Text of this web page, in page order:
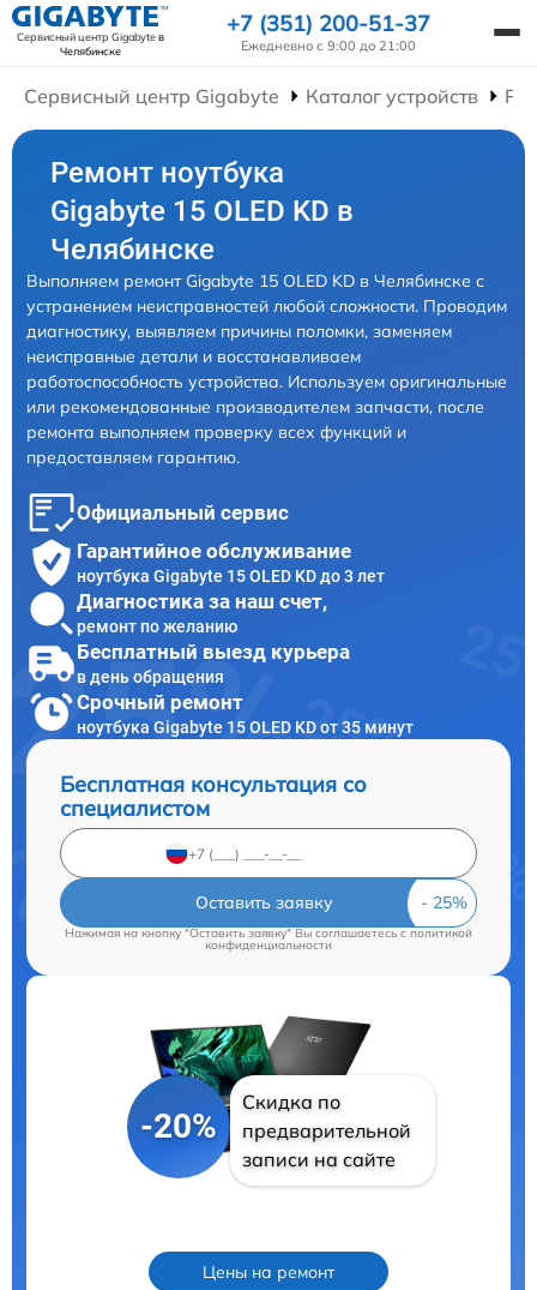
Сервисный центр Gigabyteв
Челябинске
+7 (351) 200-51-37
Ежедневно с 9:00 до 21:00
Сервисный центр Gigabyte Каталог устройств
Ремонт ноутбука
Gigabyte 15 OLED KD в
Челябинске
Выполняем ремонт Gigabyte 15 OLED KD в Челябинске с
устранением неисправностей любой сложности. Проводим
диагностику, выявляем причины поломки, заменяем
неисправные детали и восстанавливаем
работоспособность устройства. Используем оригинальные
или рекомендованные производителем запчасти, после
ремонта выполняем проверку всех функций и
предоставляем гарантию.
Официальный сервис
Гарантийное обслуживание
ноутбука Gigabyte 15 OLED KD до 3 лет
Диагностика за наш счет,
ремонт по желанию
Бесплатный выезд курьера
в день обращения
Срочный ремонт
ноутбука Gigabyte 15 OLED KD от 35 минут
Бесплатная консультация со
специалистом
Оставить заявку
Нажимая на кнопку "Оставить заявку" Вы соглашаетесь c политикой
конфиденциальности
-20%
Скидка по
предварительной
записи на сайте
Цены на ремонт